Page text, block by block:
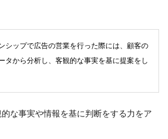
シップで広告の営業を行った際には、顧客の
タから分析し、客観的な事実を基に提案をし
な事実や情報を基に判断をする力をア